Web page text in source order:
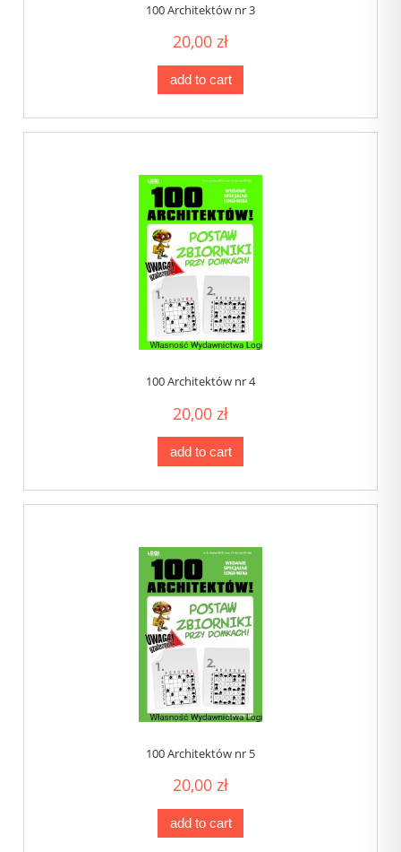
100 Architektów nr 3
20,00 zł
add to cart
100 Architektów nr 4
20,00 zł
add to cart
100 Architektów nr 5
20,00 zł
add to cart